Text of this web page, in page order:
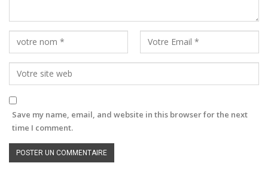
Save my name, email, and website in this browser for the next
time I comment.